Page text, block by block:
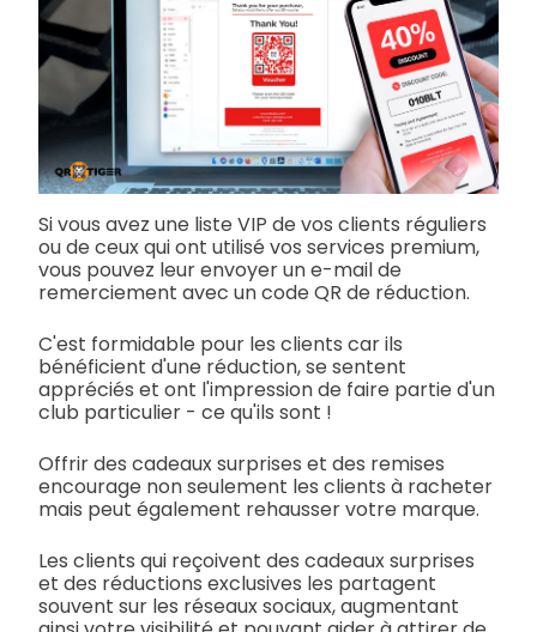
Si vous avez une liste VIP de vos clients réguliers
ou de ceux qui ont utilisé vos services premium,
vous pouvez leur envoyer un e-mail de
remerciement avec un code QR de réduction.
C'est formidable pour les clients car ils
bénéficient d'une réduction, se sentent
appréciés et ont l'impression de faire partie d'un
club particulier - ce qu'ils sont !
Offrir des cadeaux surprises et des remises
encourage non seulement les clients à racheter
mais peut également rehausser votre marque.
Les clients qui reçoivent des cadeaux surprises
et des réductions exclusives les partagent
souvent sur les réseaux sociaux, augmentant